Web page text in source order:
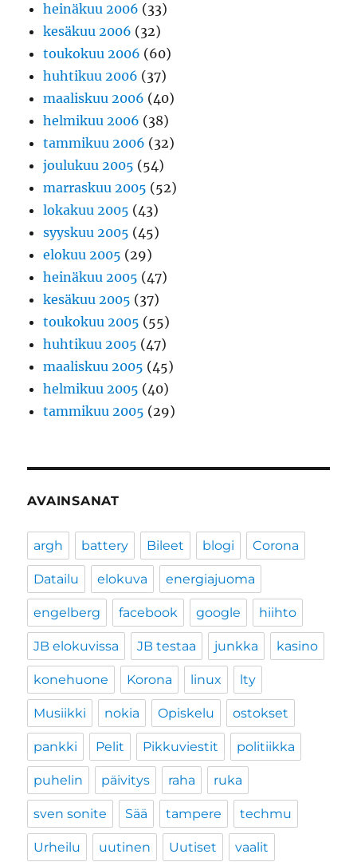
heinäkuu 2006 (33)
kesäkuu 2006 (32)
toukokuu 2006 (60)
huhtikuu 2006 (37)
maaliskuu 2006 (40)
helmikuu 2006 (38)
tammikuu 2006 (32)
joulukuu 2005 (54)
marraskuu 2005 (52)
lokakuu 2005 (43)
syyskuu 2005 (45)
elokuu 2005 (29)
heinäkuu 2005 (47)
kesäkuu 2005 (37)
toukokuu 2005 (55)
huhtikuu 2005 (47)
maaliskuu 2005 (45)
helmikuu 2005 (40)
tammikuu 2005 (29)
AVAINSANAT
argh battery Bileet blogi Corona
Datailu elokuva energiajuoma
engelberg facebook google hiihto
JB elokuvissa JB testaa junkka kasino
konehuone Korona linux lty
Musiikki nokia Opiskelu ostokset
pankki Pelit Pikkuviestit politiikka
puhelin päivitys raha ruka
sven sonite Sää tampere techmu
Urheilu uutinen Uutiset vaalit